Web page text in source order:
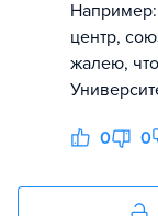
Например:
центр,
жалею,
0 0